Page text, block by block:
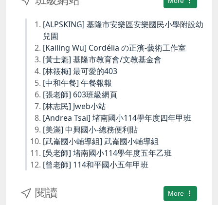
[ALPSKING] 基隆市安樂區安樂國民小學附設幼
兒園
[Kailing Wu] Cordélia の正濱-藝術工作室
[黃士魁] 基隆市教育會/文教基金會
[林筱梅] 最可愛的403
[中和午餐] 午餐報報
[張老師] 603班級網頁
[林志民] Jweb小站
[Andrea Tsai] 堵南國小114學年度四年甲班
[美滿] 中興國小-總務便利貼
[武崙國小輔導組] 武崙國小輔導組
[吳老師] 堵南國小114學年度五年乙班
[曾老師] 114和平國小五年甲班
More
閱讀